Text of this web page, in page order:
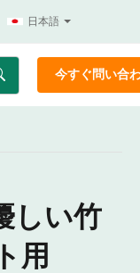
日本語
今すぐ問い合
しい竹
用